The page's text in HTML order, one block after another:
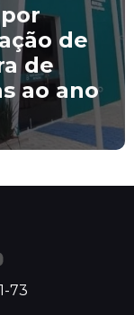
de
de
ao ano
73